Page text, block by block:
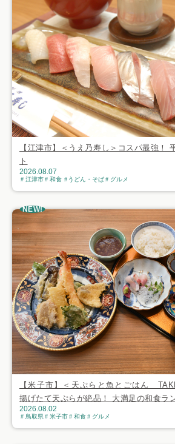
【江津市】＜うえ乃寿し＞コスパ最強！
ト
2026.08.07
江津市 和食 うどん・そば グルメ
NEW!
【米子市】＜天ぷらと魚とごはん
揚げたて天ぷらが絶品！ 大満足の和食ラ
2026.08.02
鳥取県 米子市 和食 グルメ